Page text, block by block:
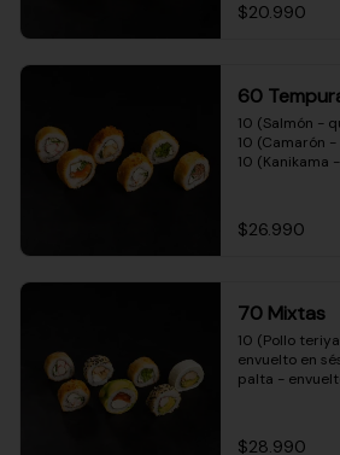
$20.990
60
10 (Salmón -
10 (Camarón
10 (Kanikama
crema -
crema -
$26.990
70 Mixtas
10 (Pollo
envuelto en
palta -
- envuelto en
$28.990